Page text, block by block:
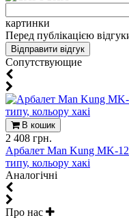
картинки
Перед публікацією
Cопутствующие
В кошик
2 408 грн.
Арбалет Man Kung MK-
типу, кольору хакі
Aналогічні
Про нас